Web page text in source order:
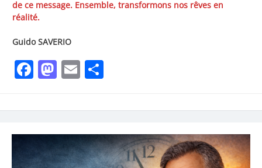
de ce message. Ensemble, transformons nos rêves en
réalité.
Guido SAVERIO
Facebook
Mastodon
Email